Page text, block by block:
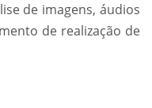
de imagens, áudios
de realização de